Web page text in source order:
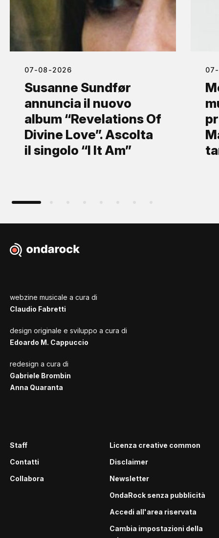
07-08-2026
Susanne Sundfør
annuncia il nuovo
album “Revelations Of
Divine Love”. Ascolta
il singolo “I It Am”
webzine musicale a cura di
Claudio Fabretti
design originale e sviluppo a cura di
Edoardo M. Cappuccio
redesign a cura di
Gabriele Brombin
Anna Quaranta
Staff
Contatti
Collabora
Licenza creative common
Disclaimer
Newsletter
OndaRock senza pubblicità
Accedi all'area riservata
Cambia impostazioni della